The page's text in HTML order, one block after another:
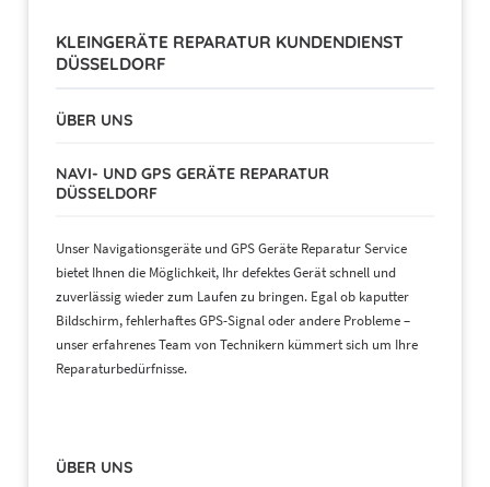
KLEINGERÄTE REPARATUR KUNDENDIENST
DÜSSELDORF
ÜBER UNS
NAVI- UND GPS GERÄTE REPARATUR
DÜSSELDORF
Unser Navigationsgeräte und GPS Geräte Reparatur Service
bietet Ihnen die Möglichkeit, Ihr defektes Gerät schnell und
zuverlässig wieder zum Laufen zu bringen. Egal ob kaputter
Bildschirm, fehlerhaftes GPS-Signal oder andere Probleme –
unser erfahrenes Team von Technikern kümmert sich um Ihre
Reparaturbedürfnisse.
ÜBER UNS